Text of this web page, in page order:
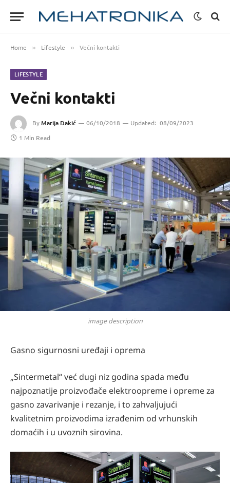
Home » Lifestyle » Večni kontakti
LIFESTYLE
Večni kontakti
ByMarija Dakić 06/10/2018 Updated: 08/09/2023
1 Min Read
image description
Gasno sigurnosni uređaji i oprema
„Sintermetal“ već dugi niz godina spada među
najpoznatije proizvođače elektroopreme i opreme za
gasno zavarivanje i rezanje, i to zahvaljujući
kvalitetnim proizvodima izrađenim od vrhunskih
domaćih i u uvoznih sirovina.